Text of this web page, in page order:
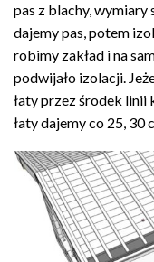
pas z blachy,
dajemy pas, potem
robimy zakład i na
podwijało izolacji.
łaty przez środek linii
łaty dajemy co 25, 30